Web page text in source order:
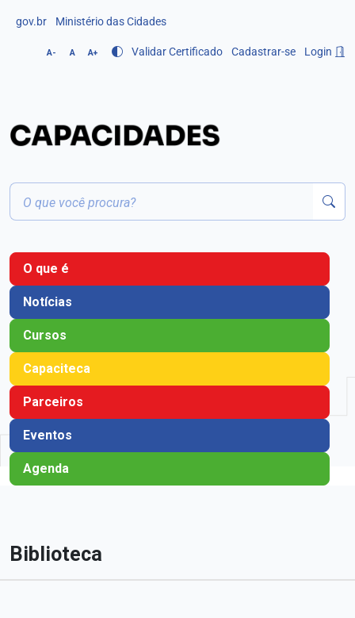
gov.br Ministério das Cidades
A- A A+ Validar Certificado Cadastrar-se Login
O que é
Notícias
Cursos
Capaciteca
Parceiros
Eventos
Agenda
Biblioteca